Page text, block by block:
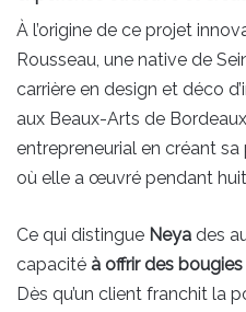
À l’origine de ce projet
Rousseau, une native de
carrière en design et déco
aux Beaux-Arts de
entrepreneurial en créant
où elle a œuvré pendant
Ce qui distingue Neya des
capacité à offrir des
Dès qu’un client franchit la